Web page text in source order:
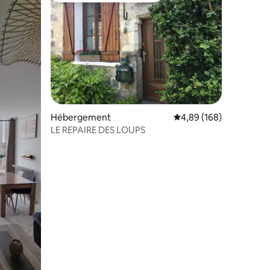
: 4,9 sur 5
Hébergement Évaluation moyenne
4,89 (168)
LE REPAIRE DES LOUPS